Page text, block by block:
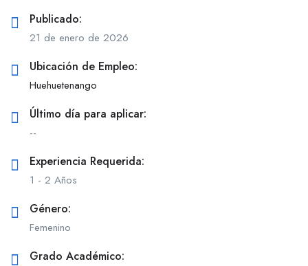
Publicado:
21 de enero de 2026
Ubicación de Empleo:
Huehuetenango
Último día para aplicar:
--
Experiencia Requerida:
1 - 2 Años
Género:
Femenino
Grado Académico: